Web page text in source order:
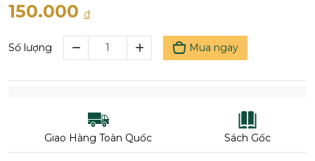
150.000 đ
Số lượng Mua ngay
Giao Hàng Toàn Quốc Sách Gốc